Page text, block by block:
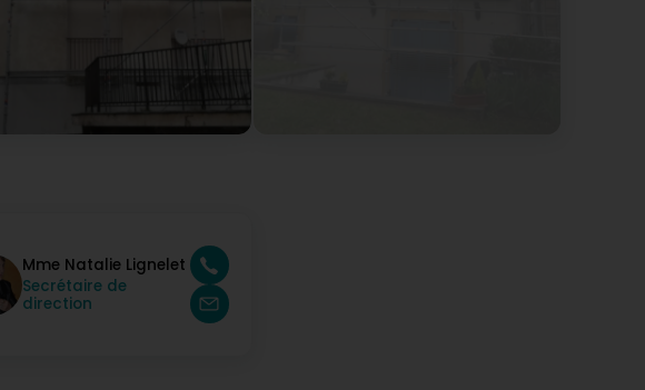
, cela nous pousse à toujours être plus performant et trouver des
plaisir pour d'autres aventures
Mme Natalie Lignelet
Secrétaire de
direction